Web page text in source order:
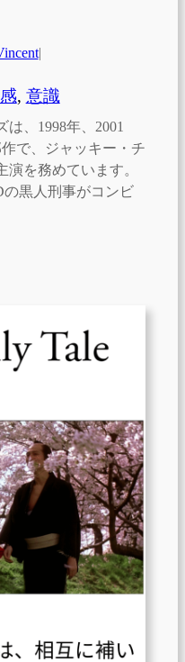
|
, 意識
は、1998年、2001
で、ジャッキー・チ
を務めています。
黒人刑事がコンビ